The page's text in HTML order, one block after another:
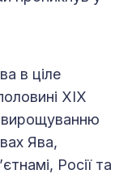
в ціле
ХІХ
вирощуванню
Ява,
Росії та